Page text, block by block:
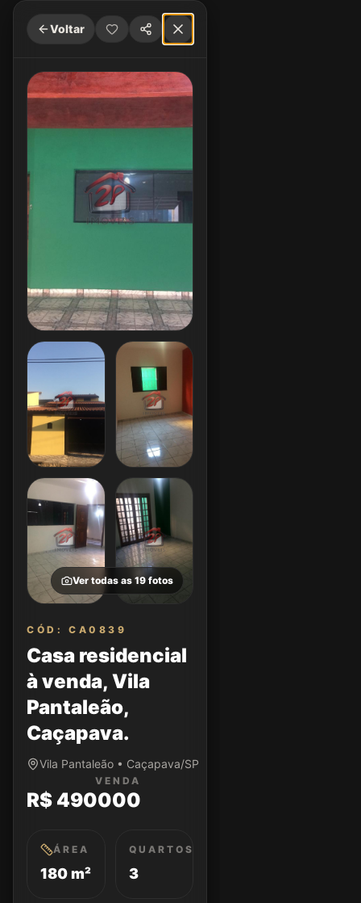
Voltar
Ver todas as 19 fotos
CÓD: CA0839
Casa residencial
à venda, Vila
Pantaleão,
Caçapava.
Vila Pantaleão • Caçapava/SP
VENDA
R$ 490000
ÁREA
180 m²
QUARTOS
3